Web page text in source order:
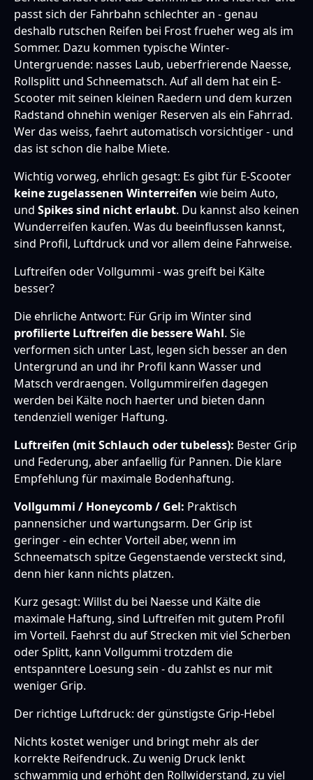
passt sich der Fahrbahn schlechter an - genau
deshalb rutschen Reifen bei Frost frueher weg als im
Sommer. Dazu kommen typische Winter-
Untergruende: nasses Laub, ueberfrierende Naesse,
Rollsplitt und Schneematsch. Auf all dem hat ein E-
Scooter mit seinen kleinen Raedern und dem kurzen
Radstand ohnehin weniger Reserven als ein Fahrrad.
Wer das weiss, faehrt automatisch vorsichtiger - und
das ist schon die halbe Miete.
Wichtig vorweg, ehrlich gesagt: Es gibt für E-Scooter
keine zugelassenen Winterreifen wie beim Auto,
und Spikes sind nicht erlaubt. Du kannst also keinen
Wunderreifen kaufen. Was du beeinflussen kannst,
sind Profil, Luftdruck und vor allem deine Fahrweise.
Luftreifen oder Vollgummi - was greift bei Kälte
besser?
Die ehrliche Antwort: Für Grip im Winter sind
profilierte Luftreifen die bessere Wahl. Sie
verformen sich unter Last, legen sich besser an den
Untergrund an und ihr Profil kann Wasser und
Matsch verdraengen. Vollgummireifen dagegen
werden bei Kälte noch haerter und bieten dann
tendenziell weniger Haftung.
Luftreifen (mit Schlauch oder tubeless): Bester Grip
und Federung, aber anfaellig für Pannen. Die klare
Empfehlung für maximale Bodenhaftung.
Vollgummi / Honeycomb / Gel: Praktisch
pannensicher und wartungsarm. Der Grip ist
geringer - ein echter Vorteil aber, wenn im
Schneematsch spitze Gegenstaende versteckt sind,
denn hier kann nichts platzen.
Kurz gesagt: Willst du bei Naesse und Kälte die
maximale Haftung, sind Luftreifen mit gutem Profil
im Vorteil. Faehrst du auf Strecken mit viel Scherben
oder Splitt, kann Vollgummi trotzdem die
entspanntere Loesung sein - du zahlst es nur mit
weniger Grip.
Der richtige Luftdruck: der günstigste Grip-Hebel
Nichts kostet weniger und bringt mehr als der
korrekte Reifendruck. Zu wenig Druck lenkt
schwammig und erhöht den Rollwiderstand, zu viel